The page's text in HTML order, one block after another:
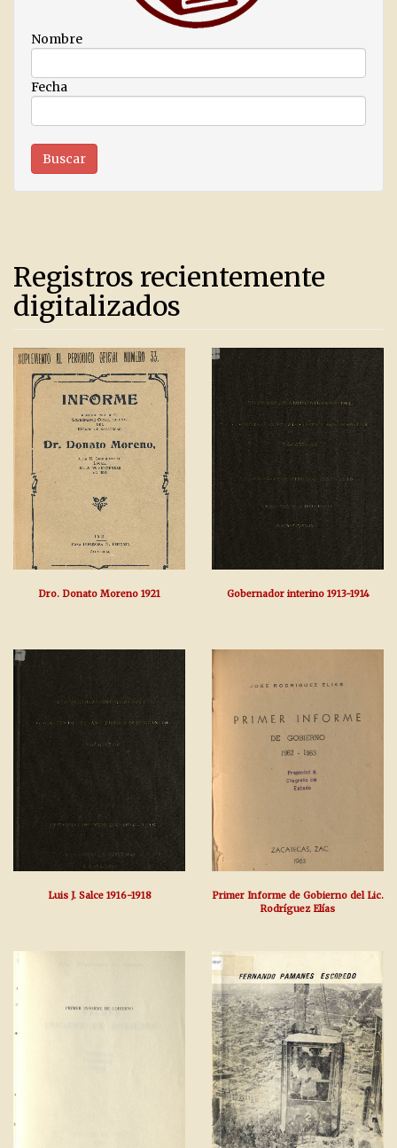
Nombre
Fecha
Registros recientemente
digitalizados
Dro. Donato Moreno 1921 Gobernador interino 1913-1914
Luis J. Salce 1916-1918
Primer Informe de Gobierno del Lic.
Rodríguez Elías